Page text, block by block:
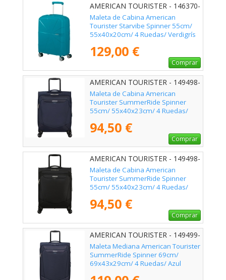
AMERICAN TOURISTER - 146370-
A029
Maleta de Cabina American
Tourister Starvibe Spinner 55cm/
55x40x20cm/ 4 Ruedas/ Verdigrís
129,00 €
Comprar
AMERICAN TOURISTER - 149498-
1596
Maleta de Cabina American
Tourister SummerRide Spinner
55cm/ 55x40x23cm/ 4 Ruedas/
94,50 €
Comprar
AMERICAN TOURISTER - 149498-
1041
Maleta de Cabina American
Tourister SummerRide Spinner
55cm/ 55x40x23cm/ 4 Ruedas/
94,50 €
Comprar
AMERICAN TOURISTER - 149499-
1596
Maleta Mediana American Tourister
SummerRide Spinner 69cm/
69x43x29cm/ 4 Ruedas/ Azul